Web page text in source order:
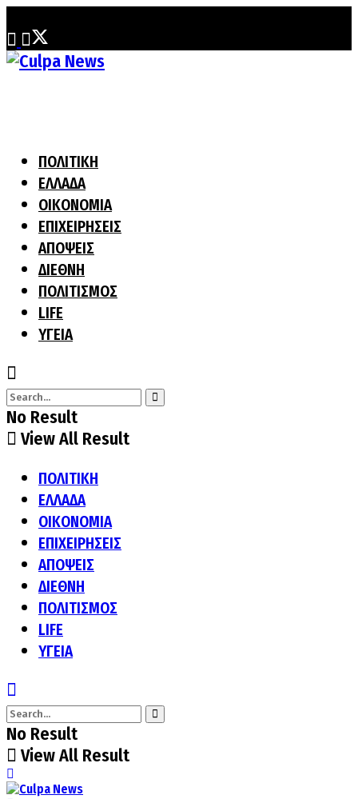
ΠΟΛΙΤΙΚΗ
ΕΛΛΑΔΑ
ΟΙΚΟΝΟΜΙΑ
ΕΠΙΧΕΙΡΗΣΕΙΣ
ΑΠΟΨΕΙΣ
ΔΙΕΘΝΗ
ΠΟΛΙΤΙΣΜΟΣ
LIFE
ΥΓΕΙΑ
No Result
View All Result
ΠΟΛΙΤΙΚΗ
ΕΛΛΑΔΑ
ΟΙΚΟΝΟΜΙΑ
ΕΠΙΧΕΙΡΗΣΕΙΣ
ΑΠΟΨΕΙΣ
ΔΙΕΘΝΗ
ΠΟΛΙΤΙΣΜΟΣ
LIFE
ΥΓΕΙΑ
No Result
View All Result